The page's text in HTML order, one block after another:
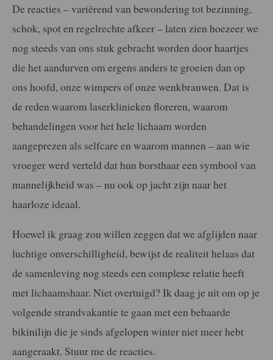
De reacties – variërend van bewondering tot bezinning,
schok, spot en regelrechte afkeer – laten zien hoezeer we
nog steeds van ons stuk gebracht worden door haartjes
die het aandurven om ergens anders te groeien dan op
ons hoofd, onze wimpers of onze wenkbrauwen. Dat is
de reden waarom laserklinieken floreren, waarom
behandelingen voor het hele lichaam worden
aangeprezen als selfcare en waarom mannen – aan wie
vroeger werd verteld dat hun borsthaar een symbool van
mannelijkheid was – nu ook op jacht zijn naar het
haarloze ideaal.
Hoewel ik graag zou willen zeggen dat we afglijden naar
luchtige onverschilligheid, bewijst de realiteit helaas dat
de samenleving nog steeds een complexe relatie heeft
met lichaamshaar. Niet overtuigd? Ik daag je uit om op je
volgende strandvakantie te gaan met een behaarde
bikinilijn die je sinds afgelopen winter niet meer hebt
aangeraakt. Stuur me de reacties.